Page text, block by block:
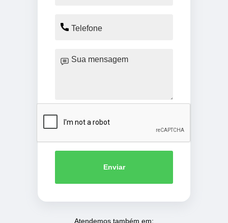
Enviar
Atendemos também em: